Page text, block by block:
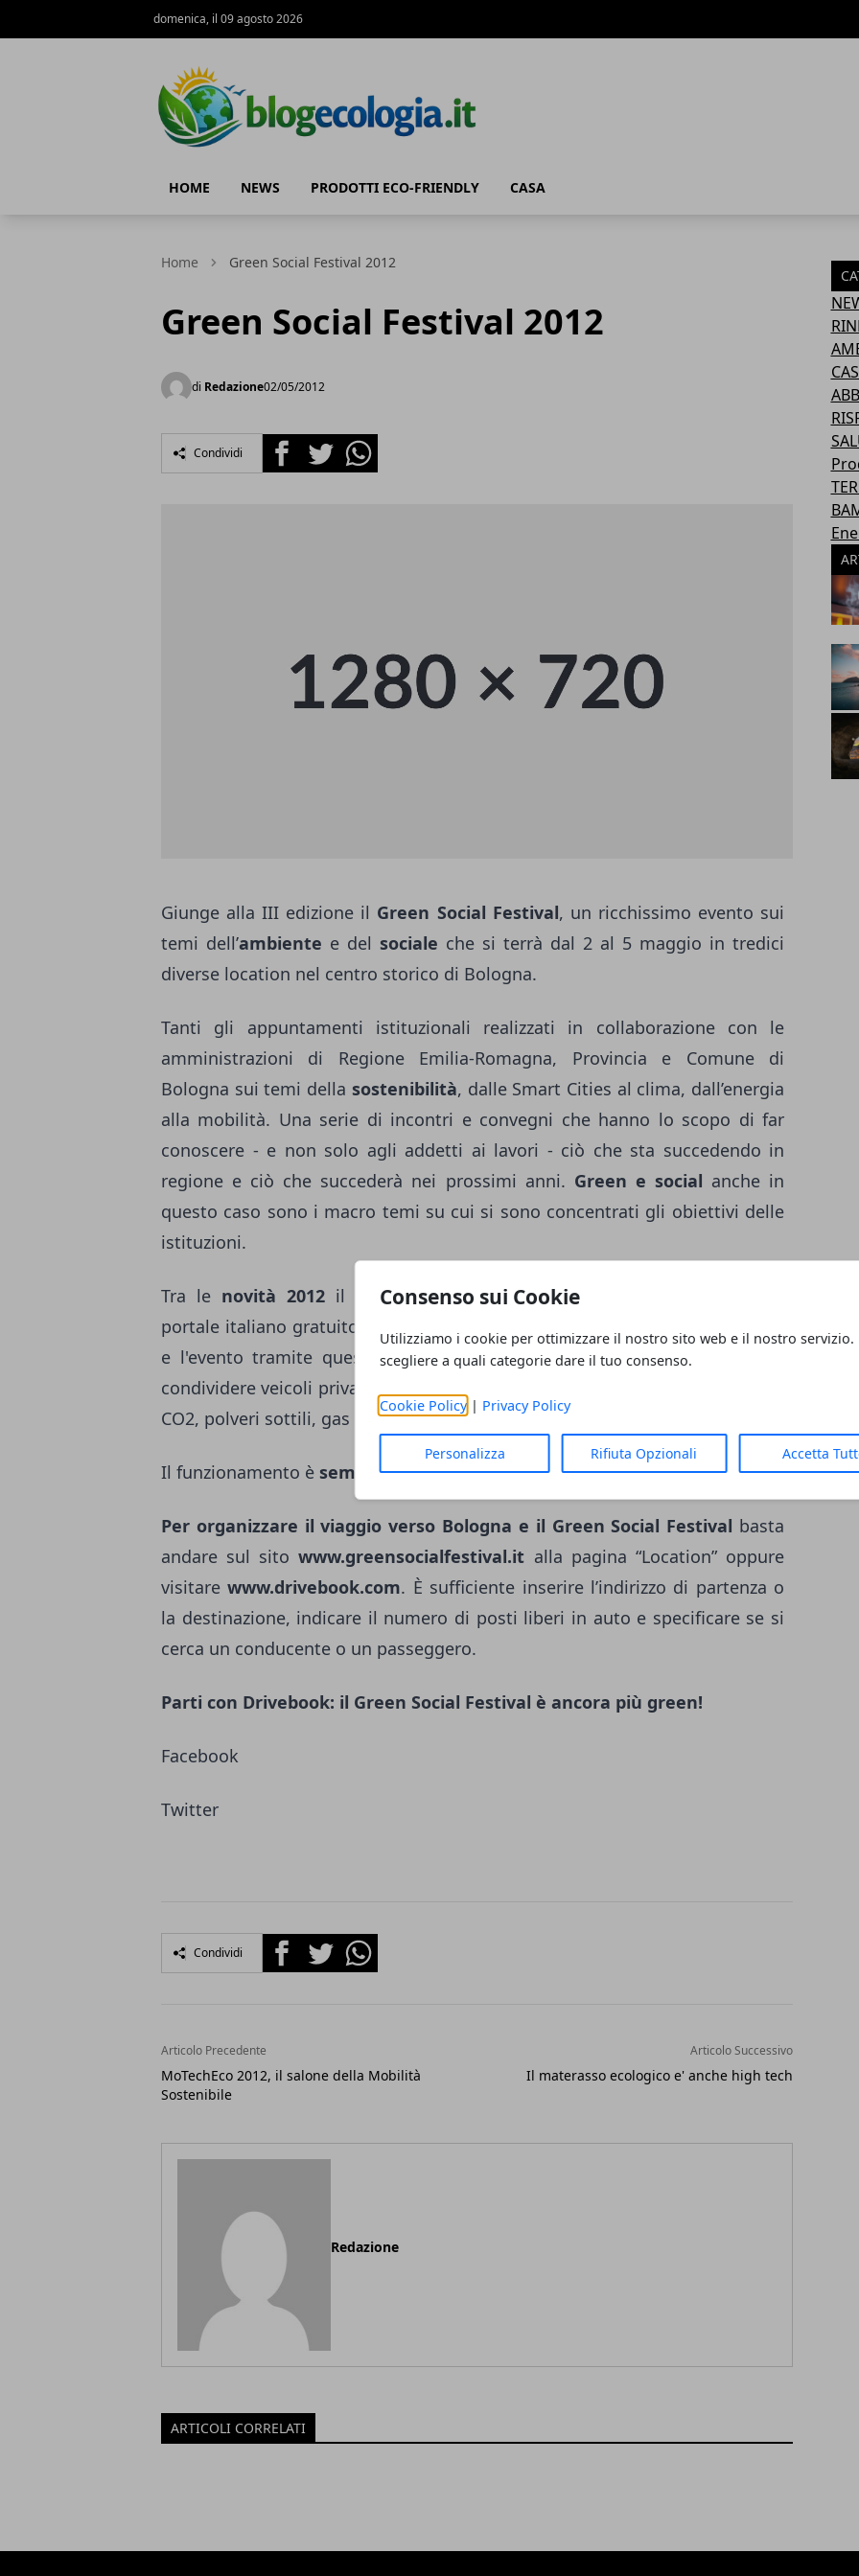
Consenso sui Cookie
Utilizziamo i cookie per ottimizzare il nostro sito web e il nostro servizio.
scegliere a quali categorie dare il tuo consenso.
Cookie Policy| Privacy Policy
Personalizza Rifiuta Opzionali Accetta
domenica, il 09 agosto 2026
HOME NEWS PRODOTTI ECO-FRIENDLY CASA
Home Green Social Festival 2012
Green Social Festival 2012
di Redazione02/05/2012
Condividi FacebookTwitterWhatsapp
Giunge alla III edizione il Green Social Festival, un ricchissimo evento sui
temi dell’ambiente e del sociale che si terrà dal 2 al 5 maggio in tredici
diverse location nel centro storico di Bologna.
Tanti gli appuntamenti istituzionali realizzati in collaborazione con le
amministrazioni di Regione Emilia-Romagna, Provincia e Comune di
Bologna sui temi della sostenibilità, dalle Smart Cities al clima, dall’energia
alla mobilità. Una serie di incontri e convegni che hanno lo scopo di far
conoscere - e non solo agli addetti ai lavori - ciò che sta succedendo in
regione e ciò che succederà nei prossimi anni. Green e social anche in
questo caso sono i macro temi su cui si sono concentrati gli obiettivi delle
istituzioni.
Tra le novità 2012 il servizio dicarpoolingofferto da
portale italiano gratuito di carpooling. Si potrà quindi
e l'evento tramite questa innovativa modalità di trasporto collettivo per
condividere veicoli privati e ridurre gli impatti urbani ed ambientali (traffico,
CO2, polveri sottili, gas inquinanti ed effetto serra).
Il funzionamento è semplicee il servizio completamentegratuito.
Per organizzare il viaggio verso Bologna e il Green Social Festival basta
andare sul sitowww.greensocialfestival.it alla pagina “Location” oppure
visitarewww.drivebook.com. È sufficiente inserire l’indirizzo di partenza o
la destinazione, indicare il numero di posti liberi in auto e specificare se si
cerca un conducente o un passeggero.
Parti con Drivebook: il Green Social Festival è ancora più green!
Facebook
Twitter
Condividi FacebookTwitterWhatsapp
Articolo Precedente
MoTechEco 2012, il salone della Mobilità
Sostenibile
Articolo Successivo
Il materasso ecologico e' anche high tech
Redazione
ARTICOLI CORRELATI